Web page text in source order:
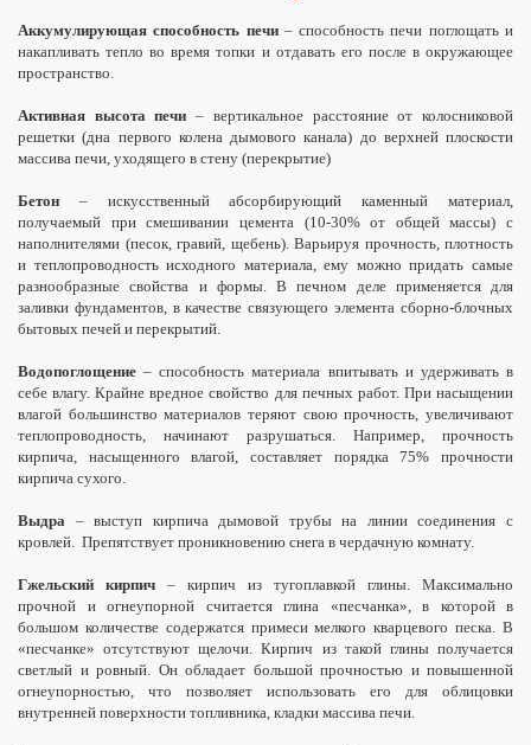
Аккумулирующая способность печи– способность печи поглощать и
накапливать тепло во время топки и отдавать его после в окружающее
пространство.
Активная высота печи – вертикальное расстояние от колосниковой
решетки (дна первого колена дымового канала) до верхней плоскости
массива печи, уходящего в стену (перекрытие)
Бетон – искусственный абсорбирующий каменный материал,
получаемый при смешивании цемента (10-30% от общей массы) с
наполнителями (песок, гравий, щебень). Варьируя прочность, плотность
и теплопроводность исходного материала, ему можно придать самые
разнообразные свойства и формы. В печном деле применяется для
заливки фундаментов, в качестве связующего элемента сборно-блочных
бытовых печей и перекрытий.
Водопоглощение – способность материала впитывать и удерживать в
себе влагу. Крайне вредное свойство для печных работ. При насыщении
влагой большинство материалов теряют свою прочность, увеличивают
теплопроводность, начинают разрушаться. Например, прочность
кирпича, насыщенного влагой, составляет порядка 75% прочности
кирпича сухого.
Выдра – выступ кирпича дымовой трубы на линии соединения с
кровлей. Препятствует проникновению снега в чердачную комнату.
Гжельский кирпич – кирпич из тугоплавкой глины. Максимально
прочной и огнеупорной считается глина «песчанка», в которой в
большом количестве содержатся примеси мелкого кварцевого песка. В
«песчанке» отсутствуют щелочи. Кирпич из такой глины получается
светлый и ровный. Он обладает большой прочностью и повышенной
огнеупорностью, что позволяет использовать его для облицовки
внутренней поверхности топливника, кладки массива печи.